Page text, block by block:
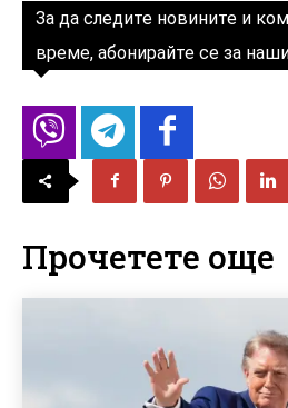
За да следите новините и
време, абонирайте се за
Прочетете още